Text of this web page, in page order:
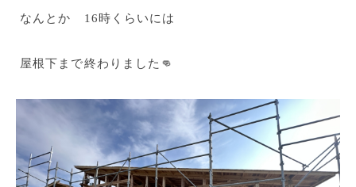
なんとか 16時くらいには
屋根下まで終わりました👊